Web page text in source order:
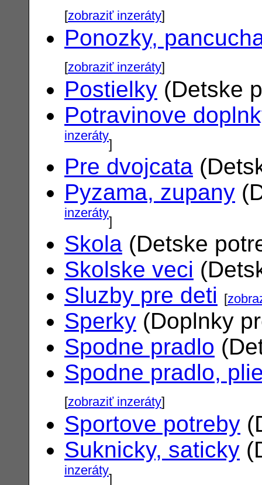
[zobraziť inzeráty]
Ponozky,
[zobraziť inzeráty]
Postielky (Detske
Potravinove
inzeráty]
Pre dvojcata
Pyzama, zupany
inzeráty]
Skola (Detske
Skolske veci
Sluzby pre deti [
Sperky (Doplnky
Spodne pradlo
Spodne pradlo,
[zobraziť inzeráty]
Sportove potreby
Suknicky, saticky
inzeráty]